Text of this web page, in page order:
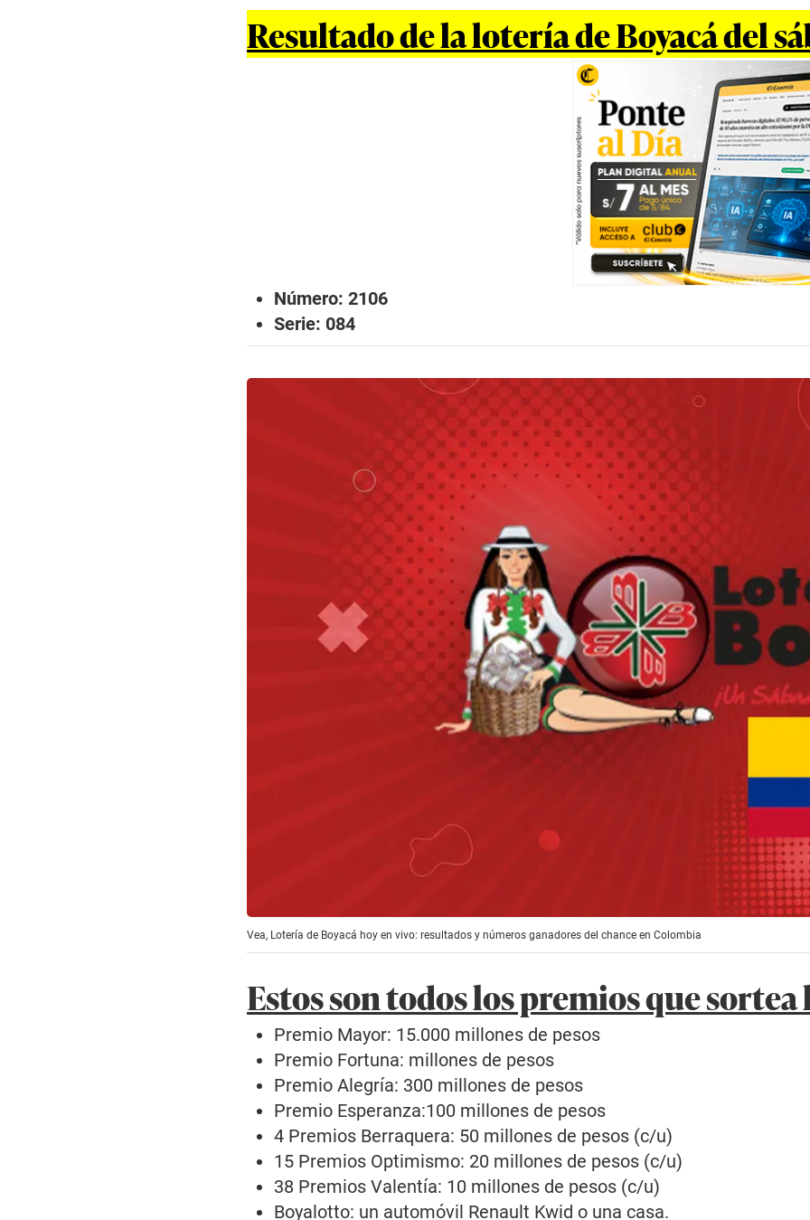
Resultado de la lotería de Boyacá del
Número: 2106
Serie: 084
Vea, Lotería de Boyacá hoy en vivo: resultados y números ganadores del chance en Colombia
Estos son todos los premios que
Premio Mayor: 15.000 millones de pesos
Premio Fortuna: millones de pesos
Premio Alegría: 300 millones de pesos
Premio Esperanza:100 millones de pesos
4 Premios Berraquera: 50 millones de pesos (c/u)
15 Premios Optimismo: 20 millones de pesos (c/u)
38 Premios Valentía: 10 millones de pesos (c/u)
Boyalotto: un automóvil Renault Kwid o una casa.